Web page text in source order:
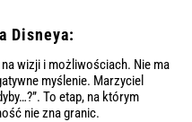
Disneya:
wizji i możliwościach. Nie ma
myślenie. Marzyciel
To etap, na którym
nie zna granic.